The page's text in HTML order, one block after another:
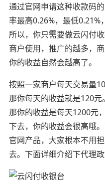
通过官网申请这种收款码
率最高0.26%，最低0.21%
所以，你只需要做云闪付
商户使用，推广的越多，
你的收益自然会越高了。
按照一家商户每天交易量
那你每天的收益就是120元
那你的收益是每天1200元
下去，你的收益会很高哦
官网产品，大家根本不用
去。下面详细介绍下代理政